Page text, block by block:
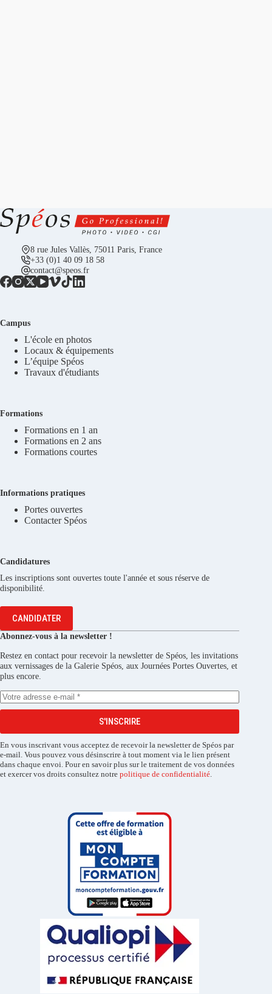
8 rue Jules Vallès, 75011 Paris, France
+33 (0)1 40 09 18 58
contact@speos.fr
Campus
L'école en photos
Locaux & équipements
L’équipe Spéos
Travaux d'étudiants
Formations
Formations en 1 an
Formations en 2 ans
Formations courtes
Informations pratiques
Portes ouvertes
Contacter Spéos
Candidatures
Les inscriptions sont ouvertes toute l'année et sous réserve de
disponibilité.
CANDIDATER
Abonnez-vous à la newsletter !
Restez en contact pour recevoir la newsletter de Spéos, les invitations
aux vernissages de la Galerie Spéos, aux Journées Portes Ouvertes, et
plus encore.
S'INSCRIRE
En vous inscrivant vous acceptez de recevoir la newsletter de Spéos par
e-mail. Vous pouvez vous désinscrire à tout moment via le lien présent
dans chaque envoi. Pour en savoir plus sur le traitement de vos données
et exercer vos droits consultez notre politique de confidentialité.